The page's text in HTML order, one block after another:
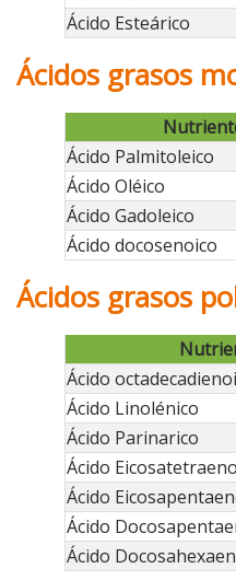
Ácido Esteárico
Ácidos grasos
Ácido Palmitoleico
Ácido Oléico
Ácido Gadoleico
Ácido docosenoico
Ácidos grasos
Ácido
Ácido Linolénico
Ácido Parinarico
Ácido
Ácido
Ácido
Ácido